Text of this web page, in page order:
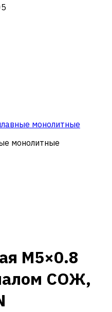
монолитные
монолитные
M5×0.8
СОЖ,